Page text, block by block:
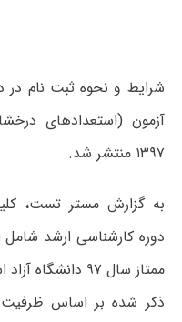
شرایط و نحوه ثبت نام در
آزمون (استعدادهای
۱۳۹۷ منتشر شد.
به گزارش مستر تست،
دوره کارشناسی ارشد شامل
ممتاز سال ۹۷